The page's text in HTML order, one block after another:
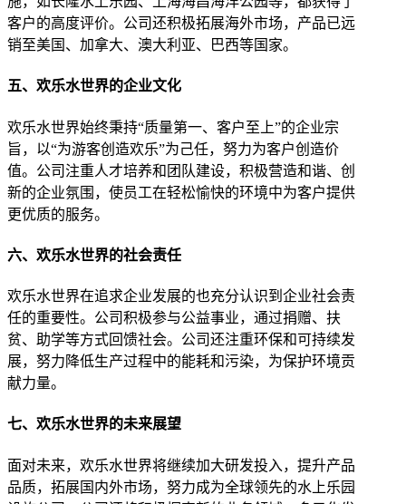
客户的高度评价。公司还积极拓展海外市场，产品已远
销至美国、加拿大、澳大利亚、巴西等国家。
五、欢乐水世界的企业文化
欢乐水世界始终秉持“质量第一、客户至上”的企业宗
旨，以“为游客创造欢乐”为己任，努力为客户创造价
值。公司注重人才培养和团队建设，积极营造和谐、创
新的企业氛围，使员工在轻松愉快的环境中为客户提供
更优质的服务。
六、欢乐水世界的社会责任
欢乐水世界在追求企业发展的也充分认识到企业社会责
任的重要性。公司积极参与公益事业，通过捐赠、扶
贫、助学等方式回馈社会。公司还注重环保和可持续发
展，努力降低生产过程中的能耗和污染，为保护环境贡
献力量。
七、欢乐水世界的未来展望
面对未来，欢乐水世界将继续加大研发投入，提升产品
品质，拓展国内外市场，努力成为全球领先的水上乐园